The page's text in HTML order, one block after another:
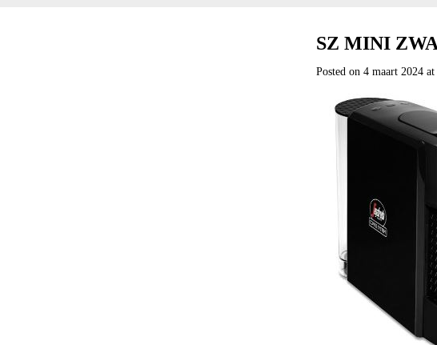
SZ MINI
Posted on 4 maart 2024